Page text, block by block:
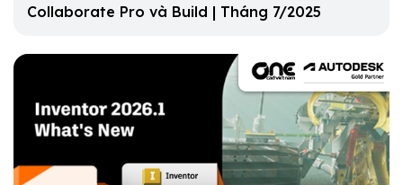
Collaborate Pro và Build | Tháng 7/2025